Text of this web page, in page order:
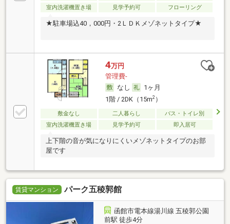
室内洗濯機置き場
見学予約可 フローリング
★駐車場込40，000円・2ＬＤＫメゾネットタイプ★
4万円
管理費-
なし
1ヶ月
1階 / 2DK（15m2）
敷金なし 二人暮らし
バス・トイレ別
室内洗濯機置き場
見学予約可 即入居可
上下階の音が気になりにくいメゾネットタイプのお部
屋です
賃貸マンション パーク五稜郭館
函館市電本線湯川線 五稜郭公園
前駅 徒歩4分